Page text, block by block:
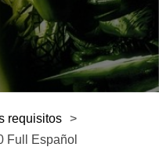
requisitos >
Full Español